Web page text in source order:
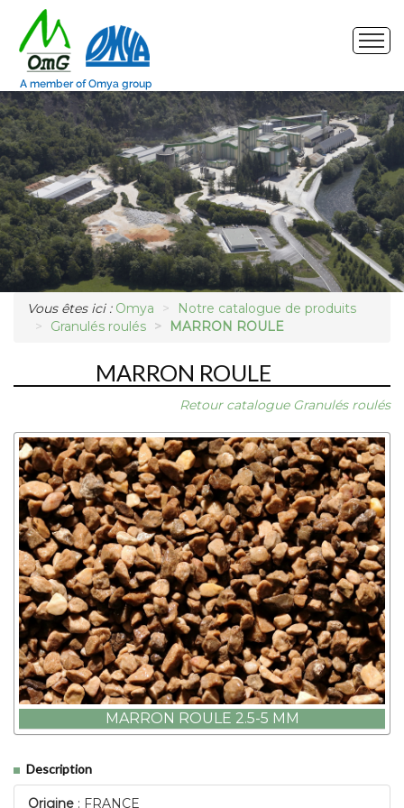
Site de production
Nos produits
Marchés
Photos
Demande d'échantillon
Vous êtes ici : Omya
Notre catalogue de produits
Granulés roulés
MARRON ROULE
MARRON ROULE
Retour catalogue Granulés roulés
MARRON ROULE 2.5-5 MM
Description
Origine : FRANCE